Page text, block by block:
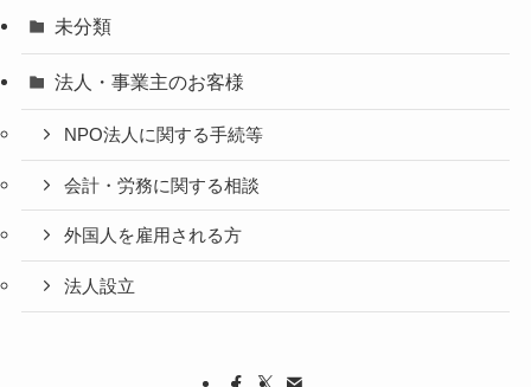
未分類
法人・事業主のお客様
NPO法人に関する手続等
会計・労務に関する相談
外国人を雇用される方
法人設立